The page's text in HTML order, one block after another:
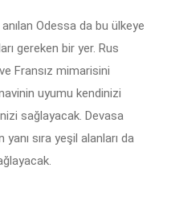
Odessa da bu ülkeye
gereken bir yer. Rus
Fransız mimarisini
uyumu kendinizi
sağlayacak. Devasa
sıra yeşil alanları da